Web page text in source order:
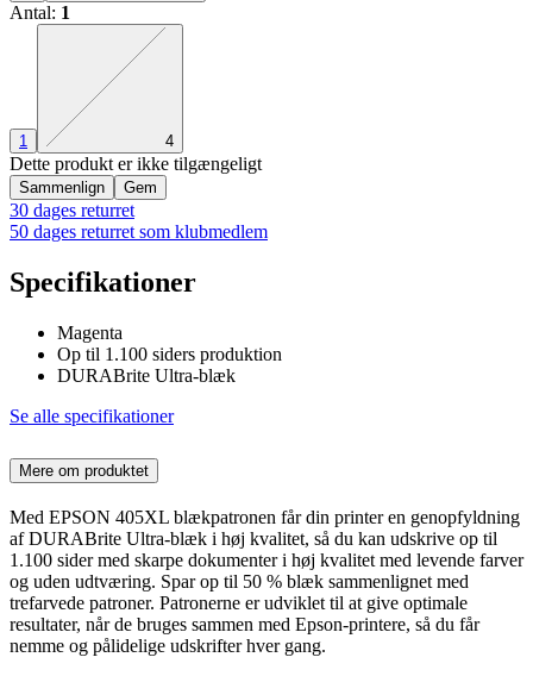
Antal: 1
1
Den præcise kombination mangler
4
Dette produkt er ikke tilgængeligt
Sammenlign Gem
30 dages returret
50 dages returret som klubmedlem
Specifikationer
Magenta
Op til 1.100 siders produktion
DURABrite Ultra-blæk
Se alle specifikationer
Mere om produktet
Med EPSON 405XL blækpatronen får din printer en genopfyldning
af DURABrite Ultra-blæk i høj kvalitet, så du kan udskrive op til
1.100 sider med skarpe dokumenter i høj kvalitet med levende farver
og uden udtværing. Spar op til 50 % blæk sammenlignet med
trefarvede patroner. Patronerne er udviklet til at give optimale
resultater, når de bruges sammen med Epson-printere, så du får
nemme og pålidelige udskrifter hver gang.